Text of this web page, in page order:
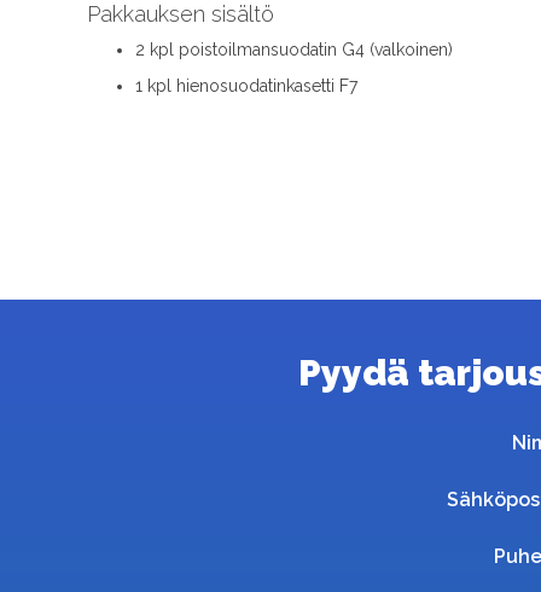
Pakkauksen sisältö
2 kpl poistoilmansuodatin G4 (valkoinen)
1 kpl hienosuodatinkasetti F7
Pyydä